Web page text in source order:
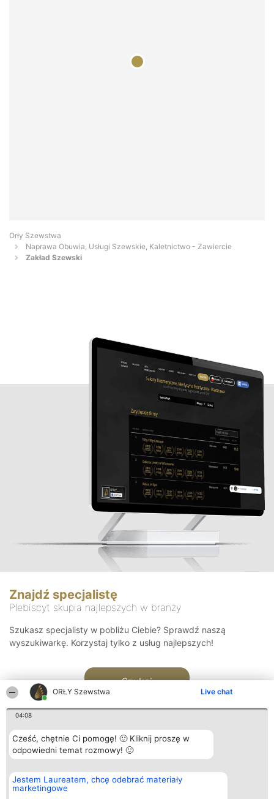
ORŁY Szewstwa Live chat
04:08
Cześć, chętnie Ci pomogę! 🙂 Kliknij proszę w
odpowiedni temat rozmowy! 🙂
Jestem Laureatem, chcę odebrać materiały
marketingowe
Orły Szewstwa
Naprawa Obuwia, Usługi Szewskie, Kaletnictwo - Zawiercie
Zakład Szewski
Znajdź specjalistę
Plebiscyt skupia najlepszych w branży
Szukasz specjalisty w pobliżu Ciebie? Sprawdź naszą
wyszukiwarkę. Korzystaj tylko z usług najlepszych!
Szukaj
Organizator plebiscytu
Bright Side Solutions sp. z o.
o. sp. k.
Plebiscyt
Laureaci
Kontakt
Kontakt